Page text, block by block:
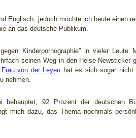
Englisch, jedoch möchte ich heute einen
an das deutsche Publikum.
Kinderpornographie” in vieler Leute
seinen Weg in den Heise-Newsticker
Frau von der Leyen hat es sich sogar nicht
nehmen.
behauptet, 92 Prozent der deutschen
mich dazu, das Thema nochmals